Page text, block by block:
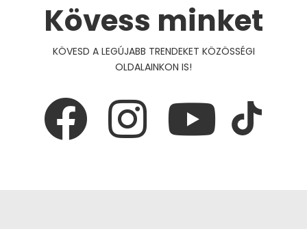
Kövess minket
KÖVESD A LEGÚJABB TRENDEKET KÖZÖSSÉGI
OLDALAINKON IS!